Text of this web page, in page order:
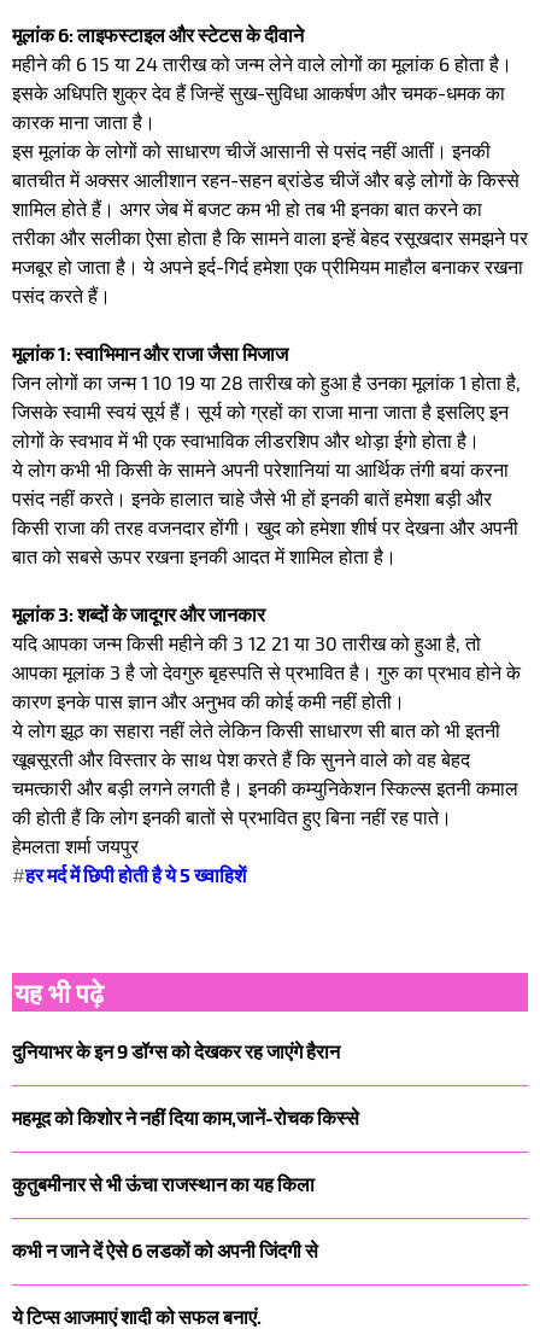
​मूलांक 6: लाइफस्टाइल और स्टेटस के दीवाने
​महीने की 6 15 या 24 तारीख को जन्म लेने वाले लोगों का मूलांक 6 होता है।
इसके अधिपति शुक्र देव हैं जिन्हें सुख-सुविधा आकर्षण और चमक-धमक का
कारक माना जाता है।
​इस मूलांक के लोगों को साधारण चीजें आसानी से पसंद नहीं आतीं। इनकी
बातचीत में अक्सर आलीशान रहन-सहन ब्रांडेड चीजें और बड़े लोगों के किस्से
शामिल होते हैं। अगर जेब में बजट कम भी हो तब भी इनका बात करने का
तरीका और सलीका ऐसा होता है कि सामने वाला इन्हें बेहद रसूखदार समझने पर
मजबूर हो जाता है। ये अपने इर्द-गिर्द हमेशा एक प्रीमियम माहौल बनाकर रखना
पसंद करते हैं।
​मूलांक 1: स्वाभिमान और राजा जैसा मिजाज
​जिन लोगों का जन्म 1 10 19 या 28 तारीख को हुआ है उनका मूलांक 1 होता है,
जिसके स्वामी स्वयं सूर्य हैं। सूर्य को ग्रहों का राजा माना जाता है इसलिए इन
लोगों के स्वभाव में भी एक स्वाभाविक लीडरशिप और थोड़ा ईगो होता है।
​ये लोग कभी भी किसी के सामने अपनी परेशानियां या आर्थिक तंगी बयां करना
पसंद नहीं करते। इनके हालात चाहे जैसे भी हों इनकी बातें हमेशा बड़ी और
किसी राजा की तरह वजनदार होंगी। खुद को हमेशा शीर्ष पर देखना और अपनी
बात को सबसे ऊपर रखना इनकी आदत में शामिल होता है।
​मूलांक 3: शब्दों के जादूगर और जानकार
​यदि आपका जन्म किसी महीने की 3 12 21 या 30 तारीख को हुआ है, तो
आपका मूलांक 3 है जो देवगुरु बृहस्पति से प्रभावित है। गुरु का प्रभाव होने के
कारण इनके पास ज्ञान और अनुभव की कोई कमी नहीं होती।
​ये लोग झूठ का सहारा नहीं लेते लेकिन किसी साधारण सी बात को भी इतनी
खूबसूरती और विस्तार के साथ पेश करते हैं कि सुनने वाले को वह बेहद
चमत्कारी और बड़ी लगने लगती है। इनकी कम्युनिकेशन स्किल्स इतनी कमाल
की होती हैं कि लोग इनकी बातों से प्रभावित हुए बिना नहीं रह पाते।
हेमलता शर्मा जयपुर
#हर मर्द में छिपी होती है ये 5 ख्वाहिशें
यह भी पढ़े
दुनियाभर के इन 9 डॉग्स को देखकर रह जाएंगे हैरान
महमूद को किशोर ने नहीं दिया काम,जानें-रोचक किस्से
कुतुबमीनार से भी ऊंचा राजस्थान का यह किला
कभी न जाने दें ऐसे 6 लडकों को अपनी जिंदगी से
ये टिप्स आजमाएं शादी को सफल बनाएं.